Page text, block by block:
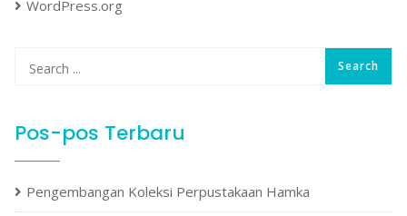
WordPress.org
Pos-pos Terbaru
Pengembangan Koleksi Perpustakaan Hamka